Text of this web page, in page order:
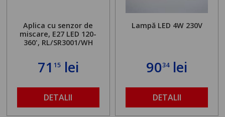
Aplica cu senzor de
miscare, E27 LED 120-
360', RL/SR3001/WH
71 15lei
DETALII
Lampă LED 4W 230V
9034lei
DETALII